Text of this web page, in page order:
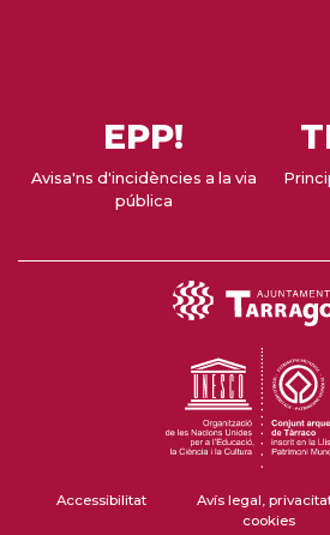
EPP!
Avisa'ns d'incidències a la via
pública
Accessibilitat
Avís legal,
cookies